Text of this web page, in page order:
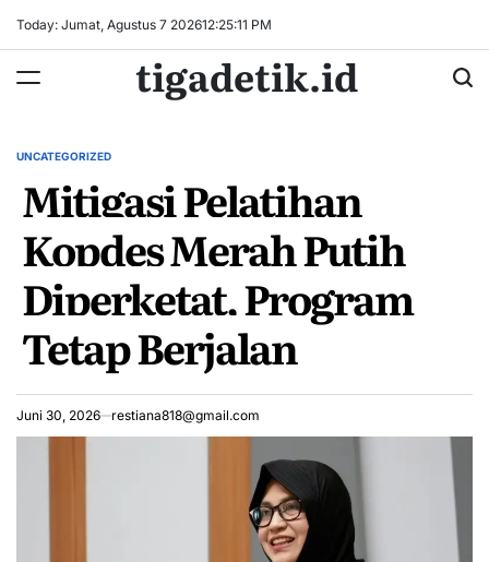
Today: Jumat, Agustus 7 202612:25:12 PM
tigadetik.id
POSTED
UNCATEGORIZED
Mitigasi Pelatihan
Kopdes Merah Putih
Diperketat, Program
Tetap Berjalan
Juni 30, 2026 restiana818@gmail.com